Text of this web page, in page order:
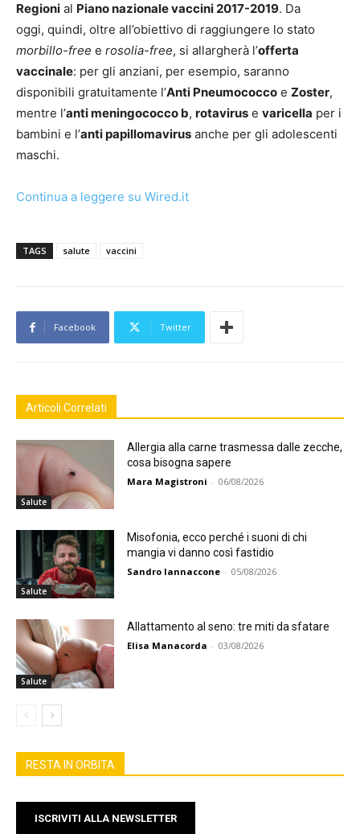
Regioni al Piano nazionale vaccini 2017-2019. Da
oggi, quindi, oltre all’obiettivo di raggiungere lo stato
morbillo-free e rosolia-free, si allargherà l’offerta
vaccinale: per gli anziani, per esempio, saranno
disponibili gratuitamente l’Anti Pneumococco e Zoster,
mentre l’anti meningococco b, rotavirus e varicella per i
bambini e l’anti papillomavirus anche per gli adolescenti
maschi.
Continua a leggere su Wired.it
TAGS salute vaccini
Facebook Twitter
Articoli Correlati
Salute
Allergia alla carne trasmessa dalle zecche,
cosa bisogna sapere
Mara Magistroni - 06/08/2026
Salute
Misofonia, ecco perché i suoni di chi
mangia vi danno così fastidio
Sandro Iannaccone - 05/08/2026
Salute
Allattamento al seno: tre miti da sfatare
Elisa Manacorda - 03/08/2026
RESTA IN ORBITA
ISCRIVITI ALLA NEWSLETTER